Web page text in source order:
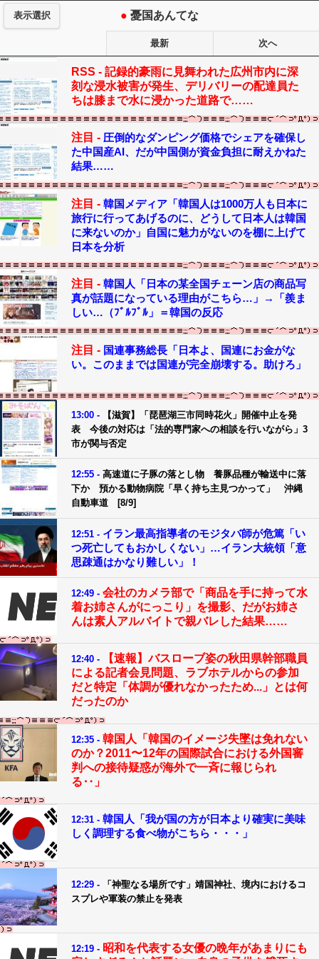
表示選択 ● 憂国あんてな
最新 次へ
RSS - 記録的豪雨に見舞われた広州市内に深
刻な浸水被害が発生、デリバリーの配達員た
ちは膝まで水に浸かった道路で……
注目 - 圧倒的なダンピング価格でシェアを確保し
た中国産AI、だが中国側が資金負担に耐えかねた
結果……
注目 - 韓国メディア「韓国人は1000万人も日本に
旅行に行ってあげるのに、どうして日本人は韓国
に来ないのか」自国に魅力がないのを棚に上げて
日本を分析
注目 - 韓国人「日本の某全国チェーン店の商品写
真が話題になっている理由がこちら…」→「羨ま
しい…（ﾌﾞﾙﾌﾞﾙ」＝韓国の反応
注目 - 国連事務総長「日本よ、国連にお金がな
い。このままでは国連が完全崩壊する。助けろ」
13:00 -
【滋賀】「琵琶湖三市同時花火」開催中止を発
表 今後の対応は「法的専門家への相談を行いながら」3
市が関与否定
12:55 - 高速道に子豚の落とし物 養豚品種が輸送中に落
下か 預かる動物病院「早く持ち主見つかって」 沖縄
自動車道 [8/9]
12:51 - イラン最高指導者のモジタバ師が危篤「い
つ死亡してもおかしくない」…イラン大統領「意
思疎通はかなり難しい」！
12:49 - 会社のカメラ部で「商品を手に持って水
着お姉さんがにっこり」を撮影、だがお姉さ
んは素人アルバイトで親バレした結果……
12:40 -
【速報】バスローブ姿の秋田県幹部職員
による記者会見問題、ラブホテルからの参加
だと特定「体調が優れなかったため...」とは何
だったのか
12:35 - 韓国人「韓国のイメージ失墜は免れない
のか？2011〜12年の国際試合における外国審
判への接待疑惑が海外で一斉に報じられ
る‥」
12:31 - 韓国人「我が国の方が日本より確実に美味
しく調理する食べ物がこちら・・・」
12:29 -
「神聖なる場所です」靖国神社、境内におけるコ
スプレや軍装の禁止を発表
12:19 - 昭和を代表する女優の晩年があまりにも